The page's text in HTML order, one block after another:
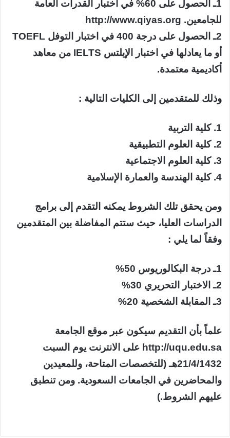
1ـ الحصول على 60% في اختبار القدرات العامة
للجامعين. http://www.qiyas.org
2ـ الحصول على درجة 400 في اختبار التوفل TOEFL
أو ما يعادلها في اختبار الإيلتس IELTS من معاهد
أكاديمية معتمدة.
وذلك للمتقدمين إلى الكليات التالية :
1. كلية التربية
2. كلية العلوم التطبيقية
3. كلية العلوم الاجتماعية
4. كلية الهندسة والعمارة الإسلامية
ومن يحقق تلك الشروط يمكنه التقدم إلى برامج
الدراسات العليا، حيث ستتم المفاضلة بين المتقدمين
وفقاً لما يلي :
1ـ درجة البكالوريوس 50%
2ـ الاختبار التحريري 30%
3ـ المقابلة الشخصية 20%
علماً بأن التقديم سيكون عبر موقع الجامعة
http://uqu.edu.sa على الانترنت يوم السبت
21/4/1432هـ (للتخصصات المتاحة، وللمعيدين
والمحاضرين في الجامعات السعودية. ومن تنطبق
عليهم الشروط.)